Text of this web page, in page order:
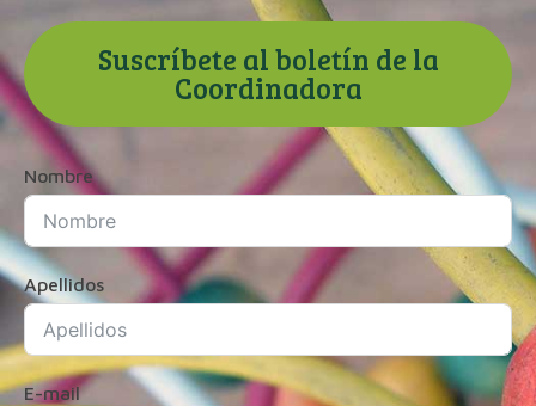
Suscríbete al boletín de la
Coordinadora
Nombre
Apellidos
E-mail